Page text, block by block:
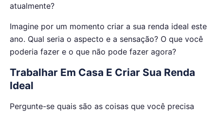
atualmente?
Imagine por um momento criar a sua renda ideal este
ano. Qual seria o aspecto e a sensação? O que você
poderia fazer e o que não pode fazer agora?
Trabalhar Em Casa E Criar Sua Renda
Ideal
Pergunte-se quais são as coisas que você precisa